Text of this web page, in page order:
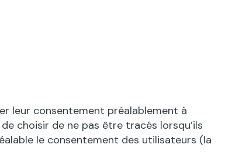
leur consentement préalablement à
choisir de ne pas être tracés lorsqu’ils
le consentement des utilisateurs (la